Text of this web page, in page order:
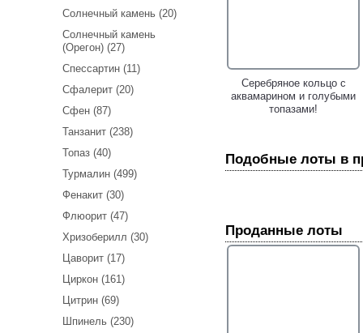
Солнечный камень (20)
Солнечный камень
(Орегон) (27)
Спессартин (11)
Сфалерит (20)
Сфен (87)
Танзанит (238)
Топаз (40)
Турмалин (499)
Фенакит (30)
Флюорит (47)
Хризоберилл (30)
Цаворит (17)
Циркон (161)
Цитрин (69)
Шпинель (230)
Золотое кольцо с крупным
аквамарином 22,05 карата,
«неоновыми» уральскими
бриллиантами!
Серебряное кольцо с
аквамарином и голубыми
топазами!
Эффектные массивные
золотые серьги с
морганитами высокой
чистоты 25,69 карата,
яркими самоцветами и
Подобные лоты в
Проданные лоты